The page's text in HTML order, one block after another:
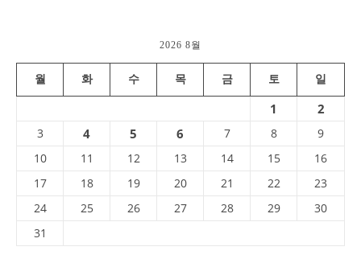
2026 8월
월 화 수 목 금 토 일
1 2
3 4 5 6 7 8
9
10
11 12 13 14 15
16
17
18 19 20 21 22
23
24
25 26 27 28 29
30
31